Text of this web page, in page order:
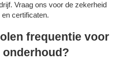
Vraag ons voor de zekerheid
certificaten.
frequentie voor